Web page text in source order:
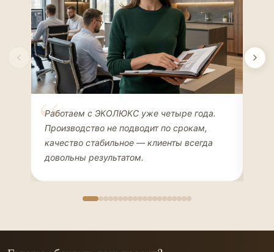
Елена Соколова
ДИЗАЙНЕР ИНТЕРЬЕРОВ
Работаем с ЭКОЛЮКС уже четыре года.
Производство не подводит по срокам,
качество стабильное — клиенты всегда
довольны результатом.